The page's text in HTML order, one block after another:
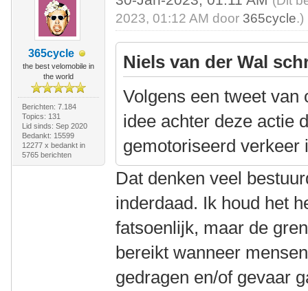
365cycle
the best velomobile in
the world
Berichten: 7.184
Topics: 131
Lid sinds: Sep 2020
Bedankt: 15599
12277 x bedankt in
5765 berichten
2023, 01:12 AM door 365cycle.)
Niels van der Wal
Volgens een tweet
idee achter deze actie
gemotoriseerd verkeer
Dat denken veel
inderdaad. Ik houd het
fatsoenlijk, maar de
bereikt wanneer
gedragen en/of gevaar